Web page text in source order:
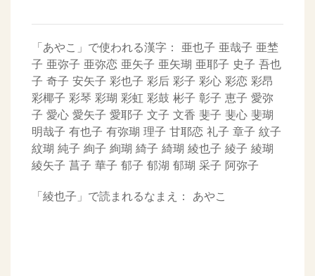
「あやこ」で使われる漢字： 亜也子 亜哉子 亜埜
子 亜弥子 亜弥恋 亜矢子 亜矢瑚 亜耶子 史子 吾也
子 奇子 安矢子 彩也子 彩后 彩子 彩心 彩恋 彩昂
彩椰子 彩琴 彩瑚 彩虹 彩鼓 彬子 彰子 恵子 愛弥
子 愛心 愛矢子 愛耶子 文子 文香 斐子 斐心 斐瑚
明哉子 有也子 有弥瑚 理子 甘耶恋 礼子 章子 紋子
紋瑚 純子 絢子 絢瑚 綺子 綺瑚 綾也子 綾子 綾瑚
綾矢子 菖子 華子 郁子 郁湖 郁瑚 采子 阿弥子
「綾也子」で読まれるなまえ： あやこ